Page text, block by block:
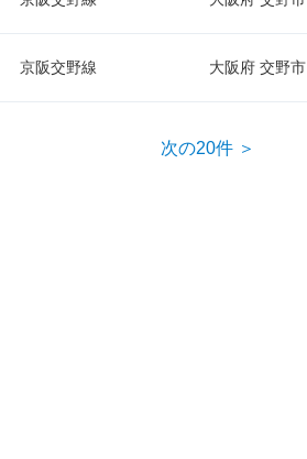
京阪交野線 大阪府 交野市
次の20件 ＞